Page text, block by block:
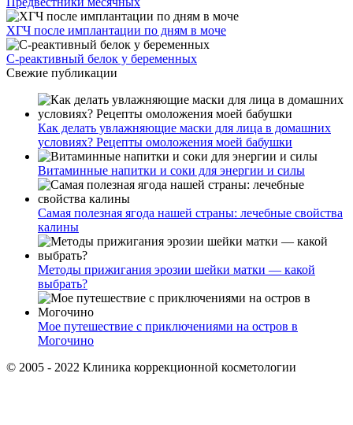
ХГЧ после имплантации по дням в моче
С-реактивный белок у беременных
Свежие публикации
Как делать увлажняющие маски для лица в домашних
условиях? Рецепты омоложения моей бабушки
Витаминные напитки и соки для энергии и силы
Самая полезная ягода нашей страны: лечебные свойства
калины
Методы прижигания эрозии шейки матки — какой
выбрать?
Мое путешествие с приключениями на остров в
Могочино
© 2005 - 2022 Клиника коррекционной косметологии